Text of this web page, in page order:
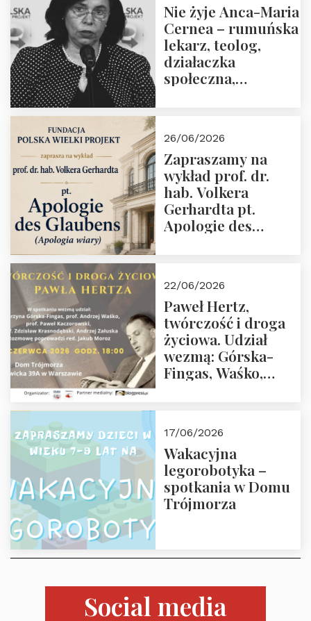
Nie żyje Anca-Maria
Cernea – rumuńska
lekarz, teolog,
działaczka
społeczna,
przez Fundację
Polska Wielki
Projekt
26/06/2026
Zapraszamy na
wykład prof. dr.
hab. Volkera
Gerhardta pt.
Apologie des
02.07.2026 r. godz.
18:00.
22/06/2026
Paweł Hertz,
twórczość i droga
życiowa. Udział
wezmą: Górska-
Fingas, Waśko,
czerwca 2026 r.
godz. 18:00 w Domu
Trójmorza.
Zapraszamy!
17/06/2026
Wakacyjna
legorobotyka –
spotkania w Domu
Trójmorza
Social media